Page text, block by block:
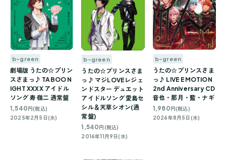
b-green
劇場版 うたの☆プリン
スさまっ♪ TABOO N
IGHT XXXX アイドル
ソング 寿 嶺二 通常盤
1,540円(税込)
2025年2月5日(水)
b-green
うたの☆プリンスさま
っ♪ マジLOVEレジェ
ンドスター デュエット
アイドルソング 愛島セ
シル＆天草シオン(通
常盤)
1,540 円(税込)
2016年11月9日(水)
b-green
うたの☆プリンスさま
っ♪ LIVE EMOTION
2nd Anniversary CD
音也・那月・藍・ナギ
1,980円(税込)
2026年8月5日(水)